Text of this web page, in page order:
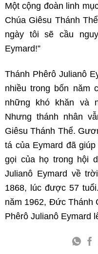
Một cộng đoàn linh
Chúa Giêsu Thánh
ngày tôi sẽ cầu
Eymard!”
Thánh Phêrô Julianô
nhiều trong bốn năm
những khó khăn và
Nhưng thánh nhân
Giêsu Thánh Thể.
tá của Eymard đã
gọi của họ trong hội
Julianô Eymard về
1868, lúc được 57
năm 1962, Đức Thánh
Phêrô Julianô Eymard